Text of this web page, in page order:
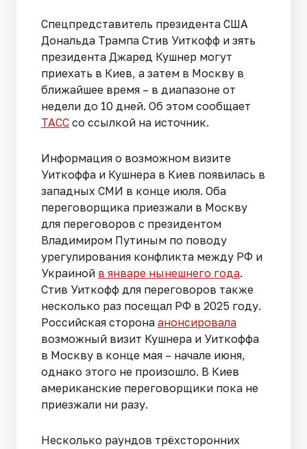
Спецпредставитель президента США
Дональда Трампа Стив Уиткофф и зять
президента Джаред Кушнер могут
приехать в Киев, а затем в Москву в
ближайшее время – в диапазоне от
недели до 10 дней. Об этом сообщает
ТАСС со ссылкой на источник.
Информация о возможном визите
Уиткоффа и Кушнера в Киев появилась в
западных СМИ в конце июля. Оба
переговорщика приезжали в Москву
для переговоров с президентом
Владимиром Путиным по поводу
урегулирования конфликта между РФ и
Украиной в январе нынешнего года.
Стив Уиткофф для переговоров также
несколько раз посещал РФ в 2025 году.
Российская сторона анонсировала
возможный визит Кушнера и Уиткоффа
в Москву в конце мая – начале июня,
однако этого не произошло. В Киев
американские переговорщики пока не
приезжали ни разу.
Несколько раундов трёхсторонних